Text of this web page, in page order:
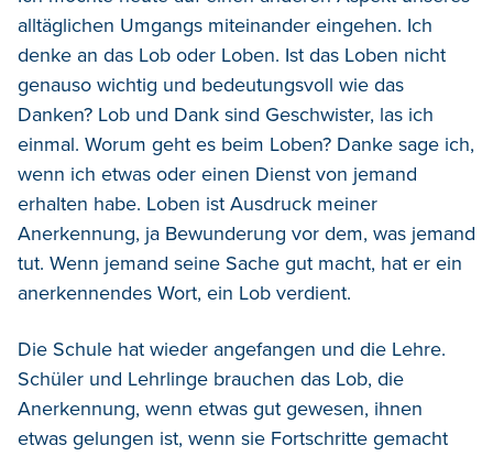
alltäglichen Umgangs miteinander eingehen. Ich
denke an das Lob oder Loben. Ist das Loben nicht
genauso wichtig und bedeutungsvoll wie das
Danken? Lob und Dank sind Geschwister, las ich
einmal. Worum geht es beim Loben? Danke sage ich,
wenn ich etwas oder einen Dienst von jemand
erhalten habe. Loben ist Ausdruck meiner
Anerkennung, ja Bewunderung vor dem, was jemand
tut. Wenn jemand seine Sache gut macht, hat er ein
anerkennendes Wort, ein Lob verdient.
Die Schule hat wieder angefangen und die Lehre.
Schüler und Lehrlinge brauchen das Lob, die
Anerkennung, wenn etwas gut gewesen, ihnen
etwas gelungen ist, wenn sie Fortschritte gemacht